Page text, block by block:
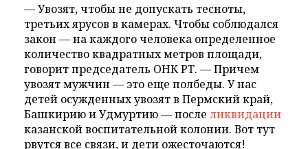
— Увозят, чтобы не допускать тесноты,
третьих ярусов в камерах. Чтобы соблюдался
закон — на каждого человека определенное
количество квадратных метров площади,
говорит председатель ОНК РТ. — Причем
увозят мужчин — это еще полбеды. У нас
детей осужденных увозят в Пермский край,
Башкирию и Удмуртию — после ликвидации
казанской воспитательной колонии. Вот тут
рвутся все связи, и дети ожесточаются!